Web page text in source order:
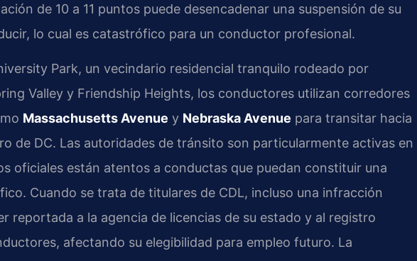
de 10 a 11 puntos puede desencadenar una suspensión de su
lo cual es catastrófico para un conductor profesional.
Park, un vecindario residencial tranquilo rodeado por
Valley y Friendship Heights, los conductores utilizan corredores
Massachusetts Avenue y Nebraska Avenue para transitar hacia
de DC. Las autoridades de tránsito son particularmente activas en
oficiales están atentos a conductas que puedan constituir una
Cuando se trata de titulares de CDL, incluso una infracción
reportada a la agencia de licencias de su estado y al registro
afectando su elegibilidad para empleo futuro. La